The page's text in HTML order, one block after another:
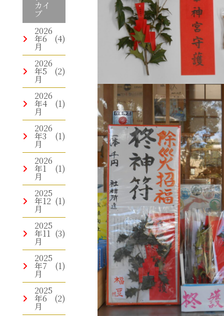
カイ
ブ
2026
年6
月
(4)
2026
年5
月
(2)
2026
年4
月
(1)
2026
年3
月
(1)
2026
年1
月
(1)
2025
年12
月
(1)
2025
年11
月
(3)
2025
年7
月
(1)
2025
年6
月
(2)